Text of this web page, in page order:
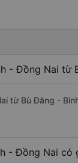
- Đồng Nai
từ Bù Đăng -
- Đồng Nai có